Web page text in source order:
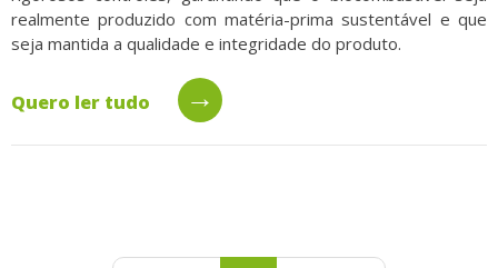
realmente produzido com matéria-prima sustentável e que
seja mantida a qualidade e integridade do produto.
Quero ler tudo →